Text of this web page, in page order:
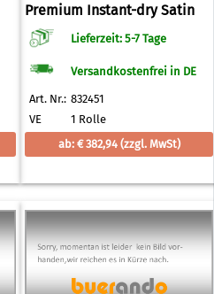
Premium Instant-dry Satin
Photo Paper 260 g/qm 1524,0
mm x 30,5 m
Lieferzeit: 5-7 Tage
Versandkostenfrei in DE
Art. Nr.: 832451
VE
1 Rolle
ab: € 382,94 (zzgl. MwSt)